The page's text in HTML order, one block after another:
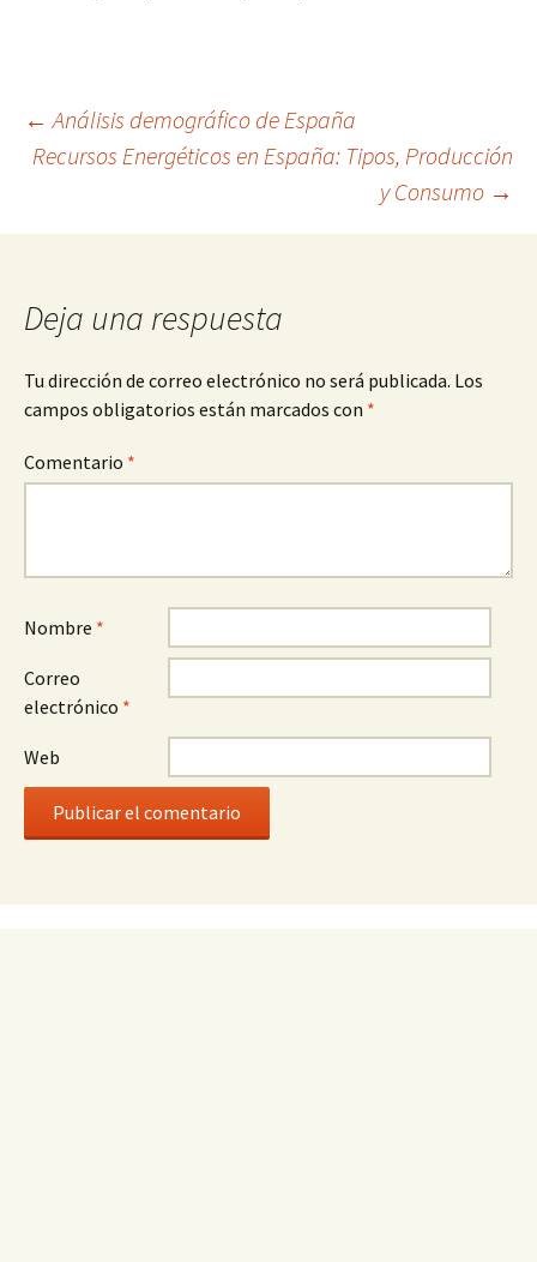
Navegación
← Análisis demográfico de España
Recursos Energéticos en España: Tipos, Producción
y Consumo →
Deja una respuesta
Tu dirección de correo electrónico no será publicada. Los
campos obligatorios están marcados con *
Comentario *
Nombre *
Correo
electrónico *
Web